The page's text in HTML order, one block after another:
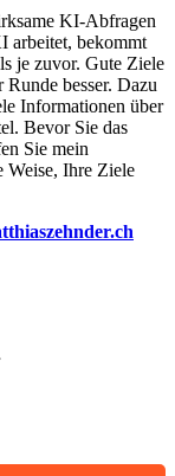
KI-Abfragen
arbeitet, bekommt
je zuvor. Gute Ziele
besser. Dazu
Informationen über
Bevor Sie das
Sie mein
Weise, Ihre Ziele